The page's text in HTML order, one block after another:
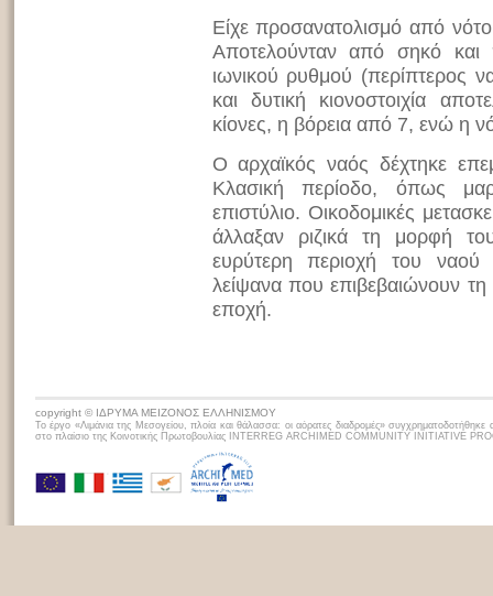
Eίχε προσανατολισμό από
Aποτελούνταν από σηκό
ιωνικού ρυθμού (περίπτερος
και δυτική κιονοστοιχία
κίονες, η βόρεια από 7, ενώ η
O αρχαϊκός ναός δέχτηκε
Κλασική περίοδο, όπως
επιστύλιο. Oικοδομικές
άλλαξαν ριζικά τη μορφή
ευρύτερη περιοχή του ναού
λείψανα που επιβεβαιώνουν
εποχή.
copyright © ΙΔΡΥΜΑ ΜΕΙΖΟΝΟΣ ΕΛΛΗΝΙΣΜΟΥ
Το έργο «Λιμάνια της Μεσογείου, πλoία και θάλασσα: οι αόρατες διαδρομές»
στο πλαίσιο της Κοινοτικής Πρωτοβουλίας INTERREG ARCHIMED COMMUNITY INITIATIVE